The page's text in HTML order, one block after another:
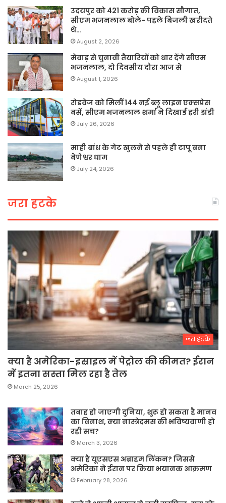
उदयपुर को 421 करोड़ की विकास सौगात,
सीएम भजनलाल बोले- पहले बिजली खरीदते
थे…
August 2, 2026
मेवाड़ से चुनावी तैयारियों को धार देंगे सीएम
भजनलाल, दो दिवसीय दौरा आज से
August 1, 2026
रोडवेज को मिलीं 144 नई ब्लू लाइन एक्सप्रेस
बसें, सीएम भजनलाल शर्मा ने दिखाई हरी झंडी
July 26, 2026
माही बांध के गेट खुलने से पहले ही टापू बना
बेणेश्वर धाम
July 24, 2026
जरा हटके
जरा हटके
क्या है अमेरिका-इस्राइल में पेट्रोल की कीमत? ईरान
में इतना सस्ता मिल रहा है तेल
March 25, 2026
तबाह हो जाएगी दुनिया, शुरू हो सकता है मानव
का विनाश, क्या नास्त्रेदमस की भविष्यवाणी हो
रही सच?
March 3, 2026
क्या है यूएसएस अब्राहम लिंकन? जिससे
अमेरिका ने ईरान पर किया भयानक आक्रमण
February 28, 2026